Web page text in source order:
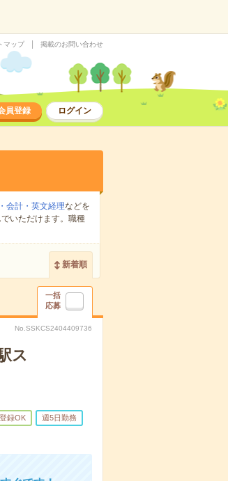
マップ 掲載のお問い合わせ
員登録 ログイン
会計・英文経理などを
いただけます。職種
新着順
一括
応募
No.SSKCS2404409736
ス
録OK 週5日勤務